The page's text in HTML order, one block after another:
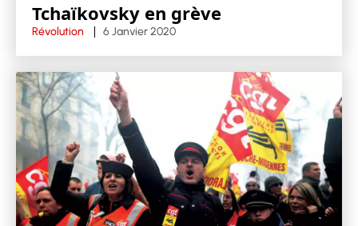
Tchaïkovsky en grève
Révolution 6 Janvier 2020